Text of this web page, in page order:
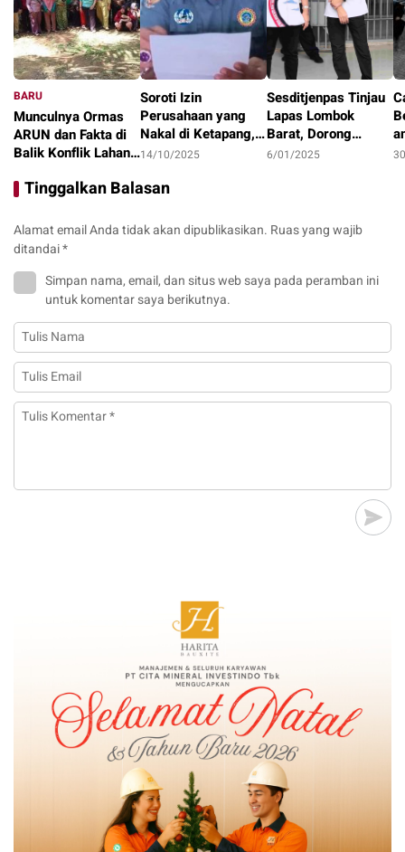
BARU
Munculnya Ormas
ARUN dan Fakta di
Balik Konflik Lahan
Soroti Izin
Perusahaan yang
Nakal di Ketapang,
LAKI : Lahan Jadi
Tanggung Jawab?
14/10/2025
Sesditjenpas Tinjau
Lapas Lombok
Barat, Dorong
Optimalisasi
6/01/2025
Tinggalkan Balasan
Alamat email Anda tidak akan dipublikasikan. Ruas yang wajib
ditandai*
Simpan nama, email, dan situs web saya pada peramban ini
untuk komentar saya berikutnya.